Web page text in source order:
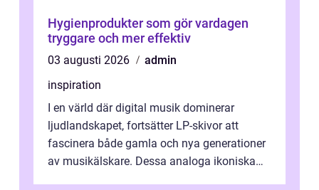
Hygienprodukter som gör vardagen
tryggare och mer effektiv
03 augusti 2026
admin
inspiration
I en värld där digital musik dominerar
ljudlandskapet, fortsätter LP-skivor att
fascinera både gamla och nya generationer
av musikälskare. Dessa analoga ikoniska